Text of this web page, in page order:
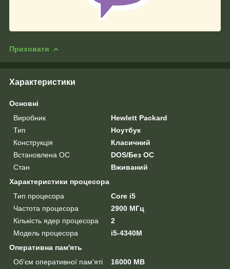
Приховати
Характеристики
Основні
Виробник
Hewlett Packard
Тип
Ноутбук
Конструкція
Класичний
Встановлена ОС
DOS/Без ОС
Стан
Вживаний
Характеристики процесора
Тип процесора
Core i5
Частота процесора
2900 МГц
Кількість ядер процесора
2
Модель процесора
i5-4340M
Оперативна пам'ять
Об'єм оперативної пам'яті
16000 MB